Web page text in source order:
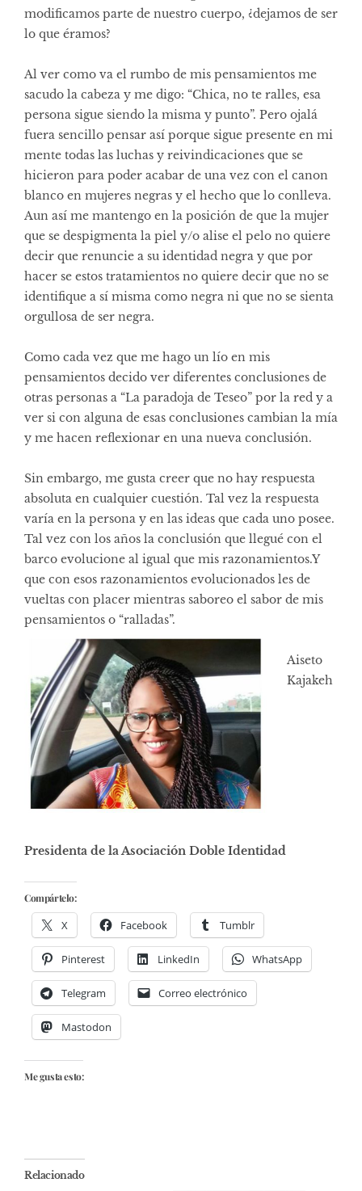
modificamos parte de nuestro cuerpo, ¿dejamos de ser
lo que éramos?
Al ver como va el rumbo de mis pensamientos me
sacudo la cabeza y me digo: “Chica, no te ralles, esa
persona sigue siendo la misma y punto”. Pero ojalá
fuera sencillo pensar así porque sigue presente en mi
mente todas las luchas y reivindicaciones que se
hicieron para poder acabar de una vez con el canon
blanco en mujeres negras y el hecho que lo conlleva.
Aun así me mantengo en la posición de que la mujer
que se despigmenta la piel y/o alise el pelo no quiere
decir que renuncie a su identidad negra y que por
hacer se estos tratamientos no quiere decir que no se
identifique a sí misma como negra ni que no se sienta
orgullosa de ser negra.
Como cada vez que me hago un lío en mis
pensamientos decido ver diferentes conclusiones de
otras personas a “La paradoja de Teseo” por la red y a
ver si con alguna de esas conclusiones cambian la mía
y me hacen reflexionar en una nueva conclusión.
Sin embargo, me gusta creer que no hay respuesta
absoluta en cualquier cuestión. Tal vez la respuesta
varía en la persona y en las ideas que cada uno posee.
Tal vez con los años la conclusión que llegué con el
barco evolucione al igual que mis razonamientos.Y
que con esos razonamientos evolucionados les de
vueltas con placer mientras saboreo el sabor de mis
pensamientos o “ralladas”.
Aiseto
Kajakeh
Presidenta de la Asociación Doble Identidad
Compártelo:
X Facebook Tumblr
Pinterest LinkedIn WhatsApp
Telegram Correo electrónico
Mastodon
Me gusta esto:
Relacionado